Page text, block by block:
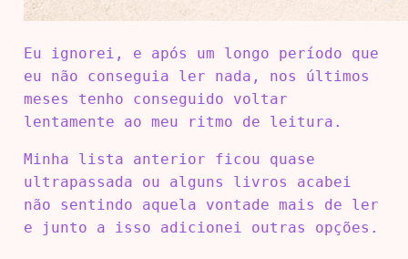
Eu ignorei, e após um longo período que
eu não conseguia ler nada, nos últimos
meses tenho conseguido voltar
lentamente ao meu ritmo de leitura.
Minha lista anterior ficou quase
ultrapassada ou alguns livros acabei
não sentindo aquela vontade mais de ler
e junto a isso adicionei outras opções.